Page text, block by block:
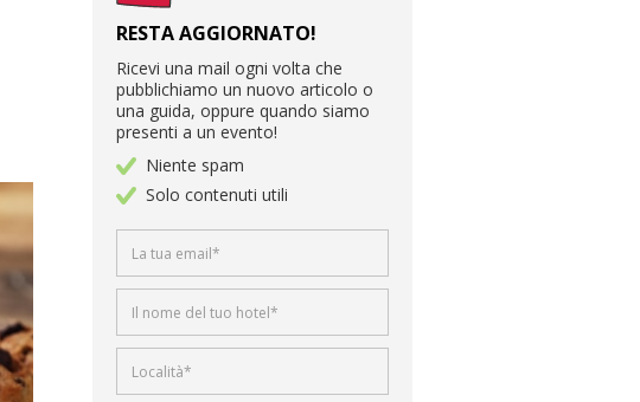
RESTA AGGIORNATO!
Ricevi una mail ogni volta che
pubblichiamo un nuovo articolo o
una guida, oppure quando siamo
presenti a un evento!
Niente spam
Solo contenuti utili